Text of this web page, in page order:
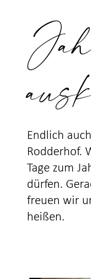
Endlich
Rodderhof.
Tage zum
dürfen.
freuen wir
heißen.